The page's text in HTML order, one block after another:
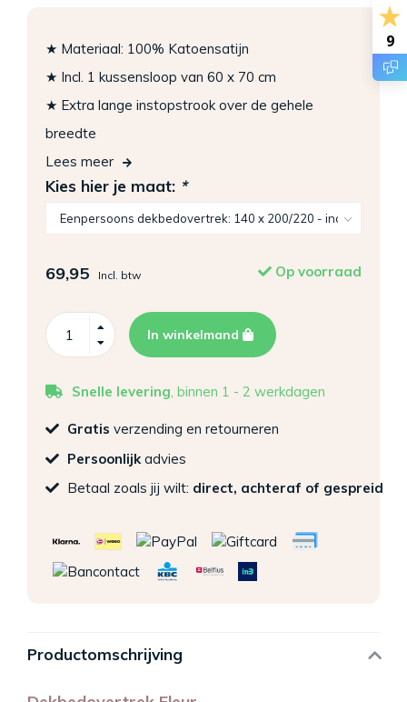
★ Materiaal: 100% Katoensatijn
★ Incl. 1 kussensloop van 60 x 70 cm
★ Extra lange instopstrook over de gehele
breedte
Lees meer
Kies hier je maat: *
69,95 Incl. btw Op voorraad
In winkelmand
Snelle levering, binnen 1 - 2 werkdagen
Gratis verzending en retourneren
Persoonlijk advies
Betaal zoals jij wilt: direct, achteraf of gespreid
Productomschrijving
9